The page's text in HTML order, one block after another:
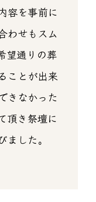
容を事前に
わせもスム
望通りの葬
ことが出来
きなかった
頂き祭壇に
した。